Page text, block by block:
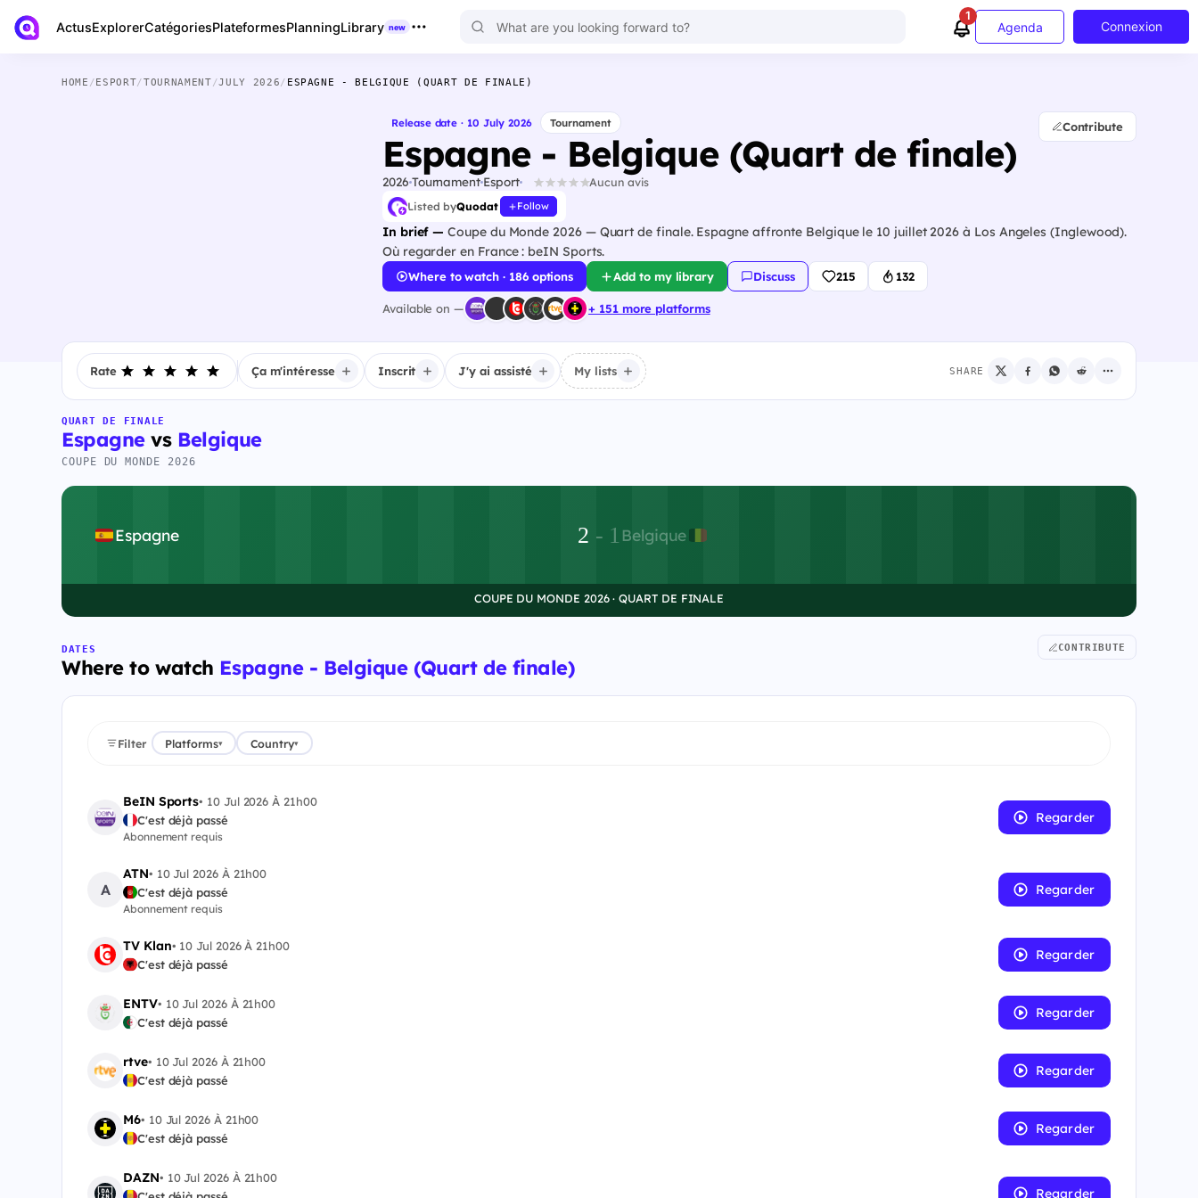
ActusExplorerCatégoriesPlateformesPlanningLibrary new
1
Agenda Connexion
HOME /ESPORT/TOURNAMENT/JULY 2026/ ESPAGNE - BELGIQUE (QUART DE FINALE)
Release date · 10 July 2026 Tournament
Espagne - Belgique (Quart de finale)
2026 Tournament Esport Aucun avis
Listed byQuodat Follow
In brief — Coupe du Monde 2026 — Quart de finale. Espagne affronte Belgique le 10 juillet 2026 à Los Angeles (Inglewood).
Où regarder en France : beIN Sports.
Contribute
Where to watch · 186 options Add to my library Discuss 215 132
Available on — + 151 more platforms
Rate Ça m'intéresse Inscrit J'y ai assisté My lists SHARE
QUART DE FINALE
Espagnevs Belgique
COUPE DU MONDE 2026
Espagne 2 - 1 Belgique
COUPE DU MONDE 2026 · QUART DE FINALE
DATES
Where to watch Espagne - Belgique (Quart de finale)
CONTRIBUTE
Filter Platforms▾ Country▾
BeIN Sports• 10 Jul 2026 À 21h00
C'est déjà passé
Abonnement requis
Regarder
A
ATN• 10 Jul 2026 À 21h00
C'est déjà passé
Abonnement requis
Regarder
TV Klan• 10 Jul 2026 À 21h00
C'est déjà passé
Regarder
ENTV• 10 Jul 2026 À 21h00
C'est déjà passé
Regarder
rtve• 10 Jul 2026 À 21h00
C'est déjà passé
Regarder
M6• 10 Jul 2026 À 21h00
C'est déjà passé
Regarder
DAZN• 10 Jul 2026 À 21h00
Regarder